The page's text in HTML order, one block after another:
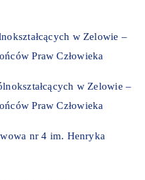
w Zelowie –
Praw Człowieka
w Zelowie –
Praw Człowieka
nr 4 im. Henryka